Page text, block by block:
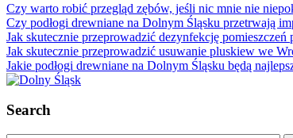
Czy warto robić przegląd zębów, jeśli nic mnie nie
Czy podłogi drewniane na Dolnym Śląsku przetrwają
Jak skutecznie przeprowadzić dezynfekcję pomieszczeń
Jak skutecznie przeprowadzić usuwanie pluskiew we
Jakie podłogi drewniane na Dolnym Śląsku będą
Search